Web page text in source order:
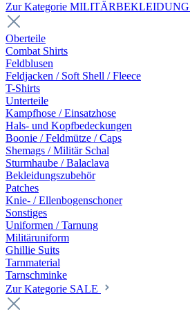
Zur Kategorie MILITÄRBEKLEIDUNG
Oberteile
Combat Shirts
Feldblusen
Feldjacken / Soft Shell / Fleece
T-Shirts
Unterteile
Kampfhose / Einsatzhose
Hals- und Kopfbedeckungen
Boonie / Feldmütze / Caps
Shemags / Militär Schal
Sturmhaube / Balaclava
Bekleidungszubehör
Patches
Knie- / Ellenbogenschoner
Sonstiges
Uniformen / Tarnung
Militäruniform
Ghillie Suits
Tarnmaterial
Tarnschminke
Zur Kategorie SALE